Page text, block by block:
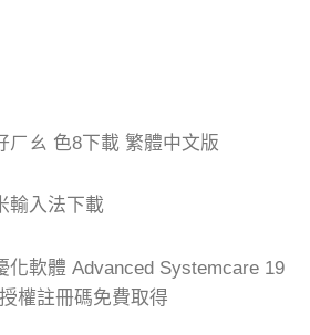
ㄏㄠ 色8下載 繁體中文版
輸入法下載
化軟體 Advanced Systemcare 19
權註冊碼免費取得